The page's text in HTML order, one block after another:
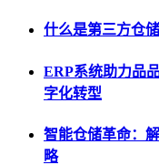
什么是第三方仓
ERP系统助力品
字化转型
智能仓储革命：
略